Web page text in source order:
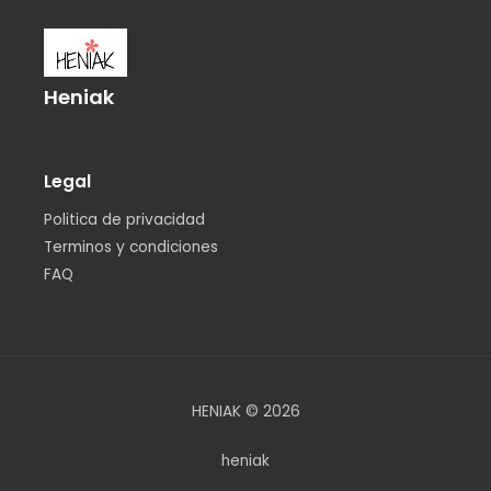
Heniak
Legal
Politica de privacidad
Terminos y condiciones
FAQ
HENIAK © 2026
heniak